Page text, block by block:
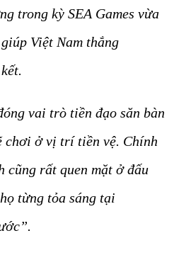
trong kỳ SEA Games vừa
Việt Nam thắng
vai trò tiền đạo săn bàn
chơi ở vị trí tiền vệ. Chính
cũng rất quen mặt ở đấu
từng tỏa sáng tại